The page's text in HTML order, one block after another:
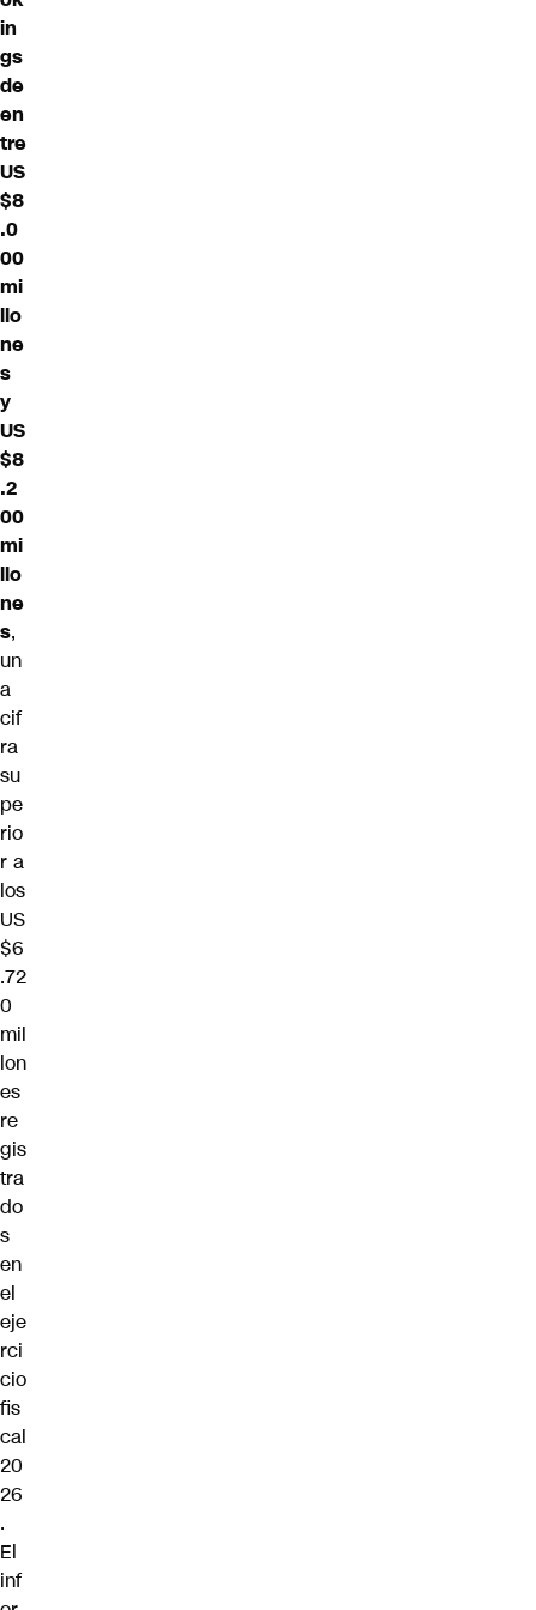
in
gs
de
en
tre
US
$8
.0
00
mi
llo
ne
s
y
US
$8
.2
00
mi
llo
ne
s,
un
a
cif
ra
su
pe
rio
r a
los
US
$6
.72
0
mil
lon
es
re
gis
tra
do
s
en
el
eje
rci
cio
fis
cal
20
26
.
El
inf